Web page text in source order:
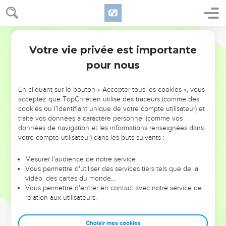
NE MANQUEZ PAS L’ÉVÉNEMENT
DE L’ANNÉE !
ET SI LEURS ERREURS POUVAIENT VOUS ÉVITER LES
VOTRES ?
leur foi ou leur vision. Mais on voit moins les doutes, les erreurs
et les saisons difficiles qu'ils ont traversés, alors même que ce
sont elles qui les ont façonnés.
Dans cette conférence, leaders, entrepreneurs, et responsables
clés pour avancer avec plus de sagesse afin que leurs erreurs
Votre vie privée est importante
pour nous
En cliquant sur le bouton « Accepter tous les cookies », vous
acceptez que TopChrétien utilise des traceurs (comme des
cookies ou l'identifiant unique de votre compte utilisateur) et
traite vos données à caractère personnel (comme vos
données de navigation et les informations renseignées dans
votre compte utilisateur) dans les buts suivants :
Mesurer l'audience de notre service
Vous permettre d'utiliser des services tiers tels que de la
vidéo, des cartes du monde…
Vous permettre d'entrer en contact avec notre service de
relation aux utilisateurs.
Choisir mes cookies